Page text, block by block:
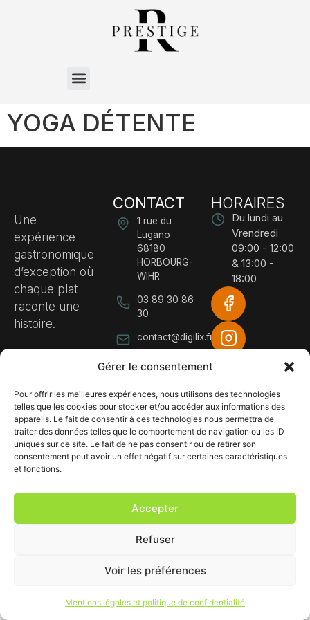
Gérer le consentement
Pour offrir les meilleures expériences, nous utilisons des technologies
telles que les cookies pour stocker et/ou accéder aux informations des
appareils. Le fait de consentir à ces technologies nous permettra de
traiter des données telles que le comportement de navigation ou les ID
uniques sur ce site. Le fait de ne pas consentir ou de retirer son
consentement peut avoir un effet négatif sur certaines caractéristiques
et fonctions.
Accepter
Refuser
Voir les préférences
Mentions légales et politique de confidentialité
YOGA DÉTENTE
Une
expérience
gastronomique
d’exception où
chaque plat
raconte une
histoire.
CONTACT
1 rue du
Lugano
68180
HORBOURG-
WIHR
03 89 30 86
30
contact@digilix.fr
HORAIRES
Du lundi au
Vrendredi
09:00 - 12:00
& 13:00 -
18:00
© 2026 Restaurant
Prestige. Tous droits
réservés.
Plan du site
Mentions légales & politique
de confidentialité